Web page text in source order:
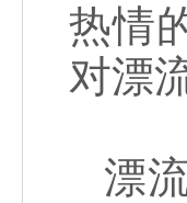
热情
对漂
漂